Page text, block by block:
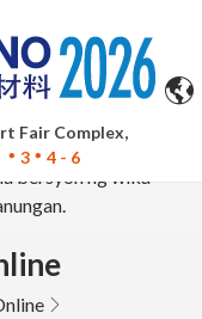
Translate ay
hindi tumpak.
bersyon ng wika
Fair Complex,
3 4 - 6